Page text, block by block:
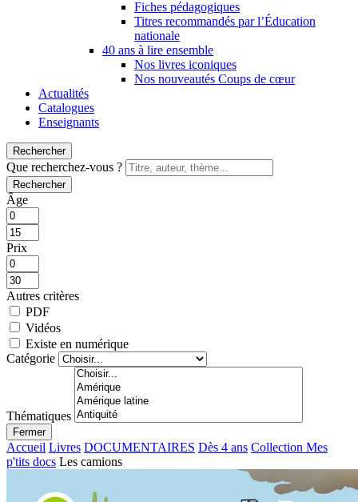
Fiches pédagogiques
Titres recommandés par l’Éducation
nationale
40 ans à lire ensemble
Nos livres iconiques
Nos nouveautés Coups de cœur
Actualités
Catalogues
Enseignants
Rechercher
Que recherchez-vous ?
Rechercher
Âge
Prix
Autres critères
PDF
Vidéos
Existe en numérique
Catégorie
Thématiques
Fermer
Accueil Livres DOCUMENTAIRES Dès 4 ans Collection Mes
p'tits docs Les camions